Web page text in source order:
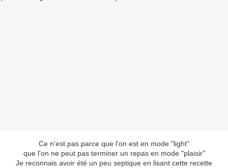
Ce n'est pas parce que l'on est en mode "light"
que l'on ne peut pas terminer un repas en mode "plaisir"
Je reconnais avoir été un peu septique en lisant cette recette